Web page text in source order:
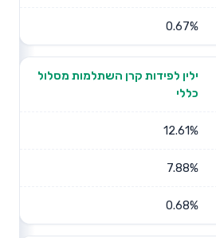
0.67%
ילין לפידות קרן השתלמות מסלול
כללי
12.61%
7.88%
0.68%